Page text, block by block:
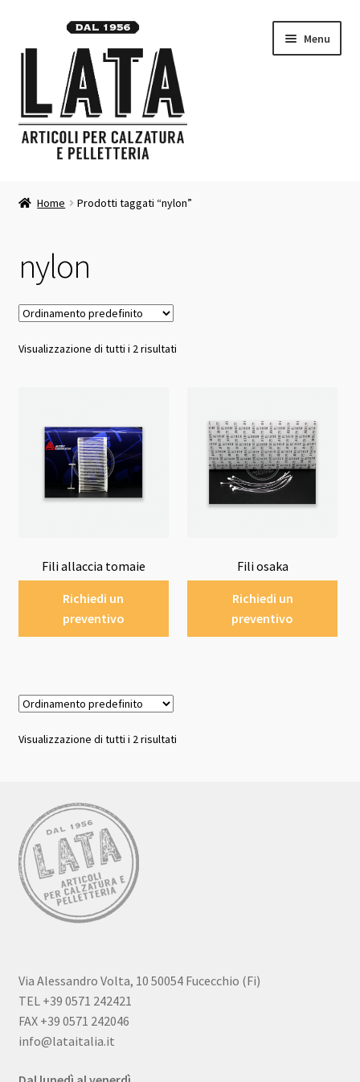
alla
navigazione
al
contenuto
Menu
Contatti
Carrello
Chi siamo
Home Prodotti taggati “nylon”
nylon
Visualizzazione di tutti i 2 risultati
Fili allaccia tomaie
Richiedi un
preventivo
Fili osaka
Richiedi un
preventivo
Visualizzazione di tutti i 2 risultati
Via Alessandro Volta, 10 50054 Fucecchio (Fi)
TEL +39 0571 242421
FAX +39 0571 242046
info@lataitalia.it